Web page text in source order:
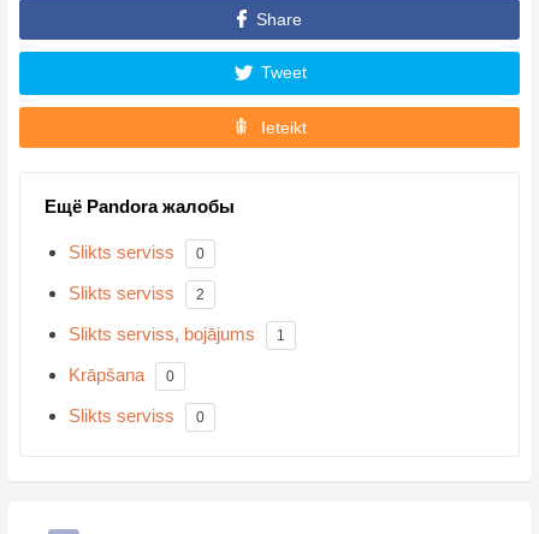
Share
Tweet
Ieteikt
Ещё Pandora жалобы
Slikts serviss 0
Slikts serviss 2
Slikts serviss, bojājums 1
Krāpšana 0
Slikts serviss 0